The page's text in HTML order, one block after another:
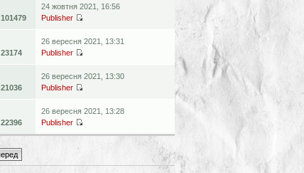
101479
24 жовтня 2021, 16:56
Publisher
23174
26 вересня 2021, 13:31
Publisher
21036
26 вересня 2021, 13:30
Publisher
22396
26 вересня 2021, 13:28
Publisher